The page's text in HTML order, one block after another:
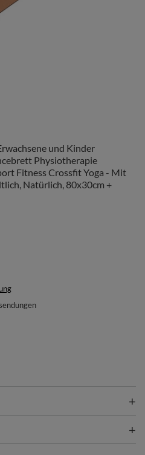
und Kinder
Physiotherapie
Fitness Crossfit Yoga - Mit
Natürlich, 80x30cm +